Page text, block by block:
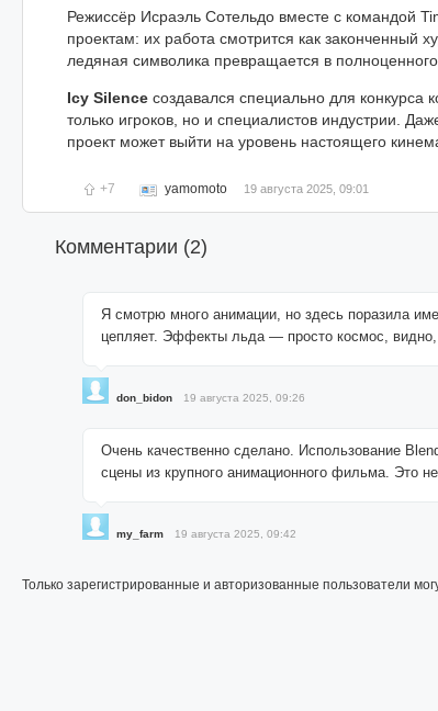
Режиссёр Исраэль Сотельдо вместе с командой
проектам: их работа смотрится как
ледяная символика превращается в полноценного
Icy Silence создавался специально для
только игроков, но и специалистов индустрии.
проект может выйти на уровень настоящего
+7 yamomoto 19 августа 2025, 09:01
Комментарии (2)
Я смотрю много анимации, но здесь поразила
цепляет. Эффекты льда — просто космос,
don_bidon 19 августа 2025, 09:26
Очень качественно сделано. Использование
сцены из крупного анимационного фильма. Это
my_farm 19 августа 2025, 09:42
Только зарегистрированные и авторизованные пользователи